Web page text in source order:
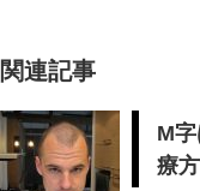
関連記事
M
療